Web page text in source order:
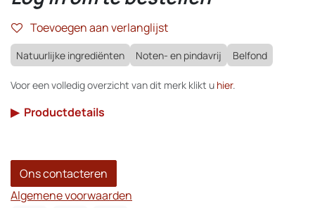
Toevoegen aan verlanglijst
Natuurlijke ingrediënten Noten- en pindavrij Belfond
Voor een volledig overzicht van dit merk klikt u hier.
▶ Productdetails
Ons contacteren
Algemene voorwaarden